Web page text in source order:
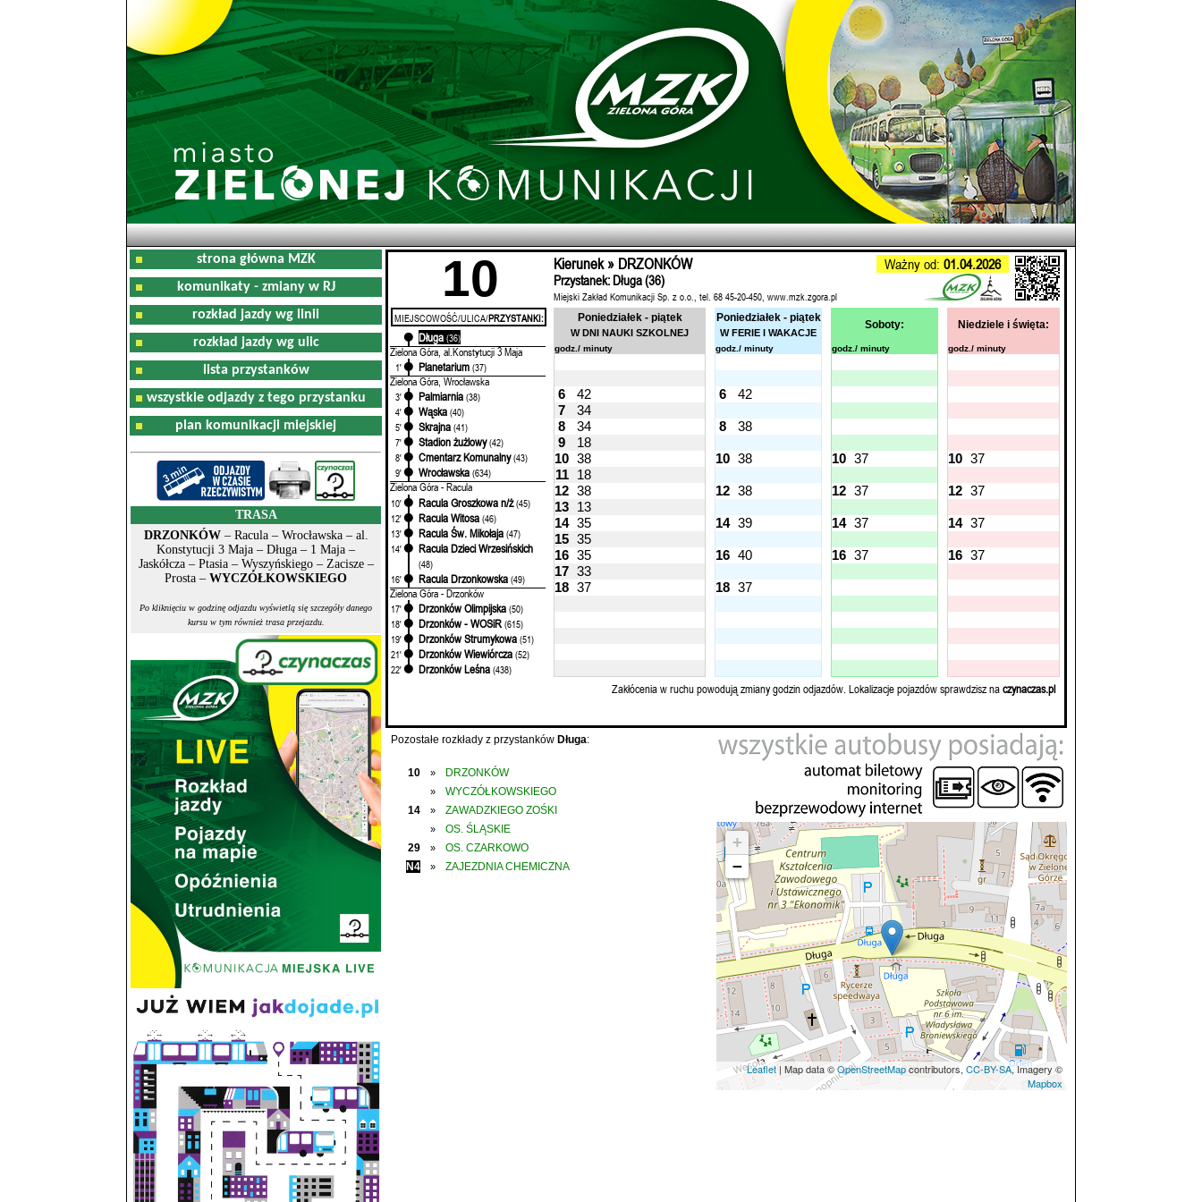
strona główna MZK
komunikaty - zmiany w RJ
rozkład jazdy wg linii
rozkład jazdy wg ulic
lista przystanków
wszystkie odjazdy z tego przystanku
plan komunikacji miejskiej
TRASA
DRZONKÓW– Racula – Wrocławska – al.
Konstytucji 3 Maja – Długa – 1 Maja –
Jaskółcza – Ptasia – Wyszyńskiego – Zacisze –
Prosta – WYCZÓŁKOWSKIEGO
Po kliknięciu w godzinę odjazdu wyświetlą się szczegóły danego
kursu w tym również trasa przejazdu.
10 Kierunek » DRZONKÓW Ważny od: 01.04.2026
Przystanek: Długa (36)
Miejski Zakład Komunikacji Sp. z o.o., tel. 68 45-20-450, www.mzk.zgora.pl
MIEJSCOWOŚĆ/ULICA/PRZYSTANKI:
Długa (36)
Zielona Góra, al.Konstytucji 3 Maja
1' Planetarium (37)
Zielona Góra, Wrocławska
3' Palmiarnia (38)
4'
Wąska (40)
5'
Skrajna (41)
7'
Stadion żużlowy (42)
8'
Cmentarz Komunalny (43)
9'
Wrocławska (634)
Zielona Góra - Racula
10' Racula Groszkowa n/ż (45)
12'
Racula Witosa (46)
13'
Racula Św. Mikołaja (47)
14'
Racula Dzieci Wrzesińskich
(48)
16'
Racula Drzonkowska (49)
Zielona Góra - Drzonków
17' Drzonków Olimpijska (50)
18'
Drzonków - WOSiR (615)
19'
Drzonków Strumykowa (51)
21'
Drzonków Wiewiórcza (52)
22'
Drzonków Leśna (438)
Poniedziałek - piątek
W DNI NAUKI SZKOLNEJ
Poniedziałek - piątek
W FERIE I WAKACJE
Soboty: Niedziele i święta:
godz./ minuty godz./ minuty godz./ minuty godz./ minuty
6 42 6
42
7
34
8
34 8
38
9
18
10 38 10 38 10 37 10 37
11
18
12 38 12 38 12 37 12 37
13 13
14 35 14 39 14 37 14 37
15 35
16 35 16 40 16 37 16 37
17 33
18 37 18 37
Zakłócenia w ruchu powodują zmiany godzin odjazdów. Lokalizacje pojazdów sprawdzisz naczynaczas.pl
Pozostałe rozkłady z przystanków Długa:
10 » DRZONKÓW
»
WYCZÓŁKOWSKIEGO
14
» ZAWADZKIEGO ZOŚKI
»
OS. ŚLĄSKIE
29
»
OS. CZARKOWO
N4
» ZAJEZDNIA CHEMICZNA
+
−
Leaflet | Map data ©OpenStreetMapcontributors, CC-BY-SA, Imagery ©
Mapbox